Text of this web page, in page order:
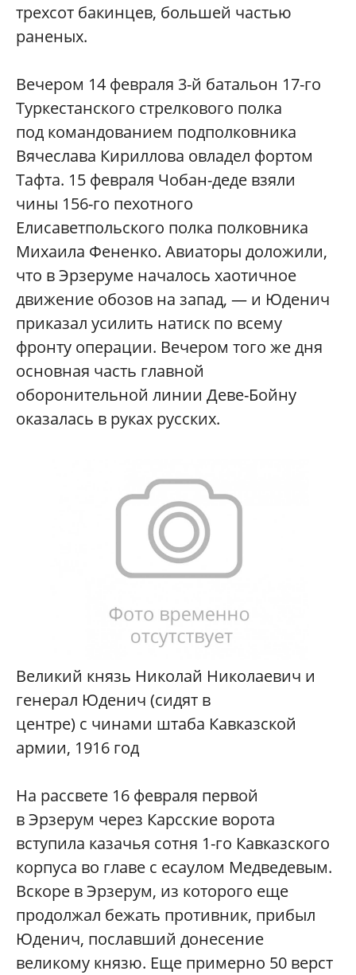
трехсот бакинцев, большей частью
раненых.
Вечером 14 февраля 3-й батальон 17-го
Туркестанского стрелкового полка
под командованием подполковника
Вячеслава Кириллова овладел фортом
Тафта. 15 февраля Чобан-деде взяли
чины 156-го пехотного
Елисаветпольского полка полковника
Михаила Фененко. Авиаторы доложили,
что в Эрзеруме началось хаотичное
движение обозов на запад, — и Юденич
приказал усилить натиск по всему
фронту операции. Вечером того же дня
основная часть главной
оборонительной линии Деве-Бойну
оказалась в руках русских.
Великий князь Николай Николаевич и
генерал Юденич (сидят в
центре) с чинами штаба Кавказской
армии, 1916 год
На рассвете 16 февраля первой
в Эрзерум через Карсские ворота
вступила казачья сотня 1-го Кавказского
корпуса во главе с есаулом Медведевым.
Вскоре в Эрзерум, из которого еще
продолжал бежать противник, прибыл
Юденич, пославший донесение
великому князю. Еще примерно 50 верст